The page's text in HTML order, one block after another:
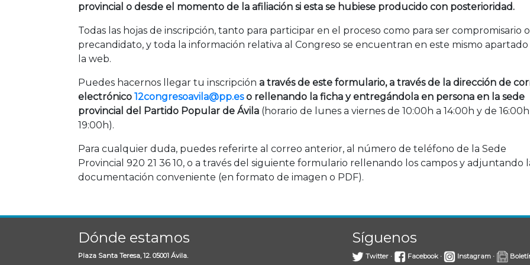
provincial o desde el momento de la afiliación si esta se hubiese producido con posterioridad.
Todas las hojas de inscripción, tanto para participar en el proceso como para ser compromisario o
precandidato, y toda la información relativa al Congreso se encuentran en este mismo apartado
la web.
Puedes hacernos llegar tu inscripción a través de este formulario, a través de la dirección de
electrónico 12congresoavila@pp.es o rellenando la ficha y entregándola en persona en la sede
provincial del Partido Popular de Ávila (horario de lunes a viernes de 10:00h a 14:00h y de 16:00h
19:00h).
Para cualquier duda, puedes referirte al correo anterior, al número de teléfono de la Sede
Provincial 920 21 36 10, o a través del siguiente formulario rellenando los campos y adjuntando
documentación conveniente (en formato de imagen o PDF).
Dónde estamos
Plaza Santa Teresa, 12. 05001 Ávila.
Síguenos
Twitter· Facebook· Instagram·